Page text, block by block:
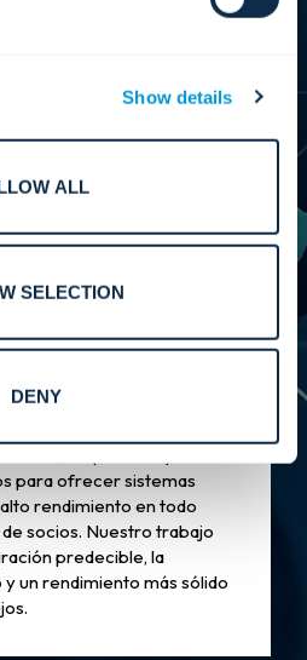
Show details
ALL
SELECTION
DENY
mantener la independencia
de socios
Nuestro liderazgo
resultados medibles y
en todo el mundo.
para ofrecer sistemas
rendimiento en todo
socios. Nuestro trabajo
predecible, la
un rendimiento más sólido